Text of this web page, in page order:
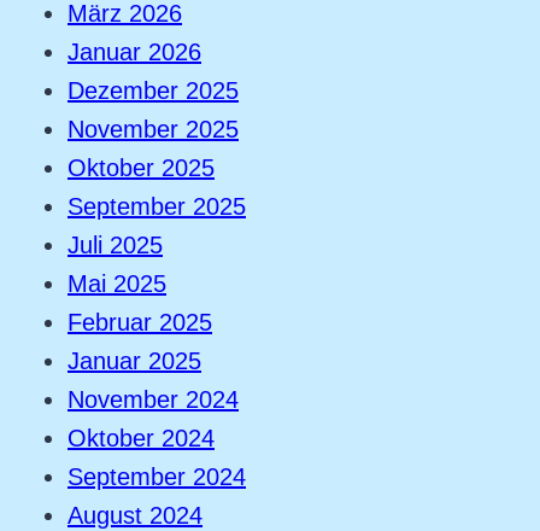
März 2026
Januar 2026
Dezember 2025
November 2025
Oktober 2025
September 2025
Juli 2025
Mai 2025
Februar 2025
Januar 2025
November 2024
Oktober 2024
September 2024
August 2024